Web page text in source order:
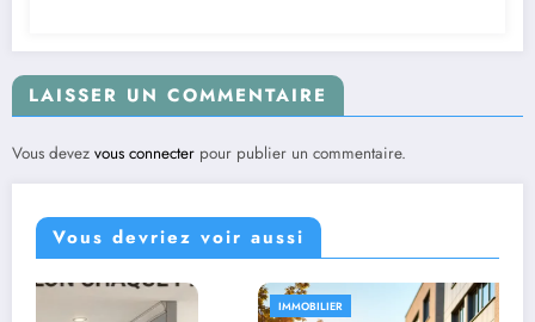
LAISSER UN COMMENTAIRE
Vous devez vous connecter pour publier un commentaire.
Vous devriez voir aussi
IMMOBILIER